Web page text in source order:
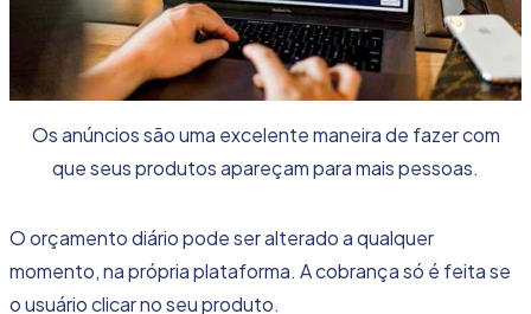
Os anúncios são uma excelente maneira de fazer com
que seus produtos apareçam para mais pessoas.
O orçamento diário pode ser alterado a qualquer
momento, na própria plataforma. A cobrança só é feita se
o usuário clicar no seu produto.